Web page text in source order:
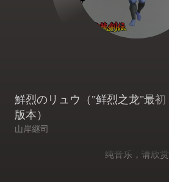
鮮烈のリュウ（"鲜烈之龙"最初
版本）
山岸継司
纯音乐，请欣赏